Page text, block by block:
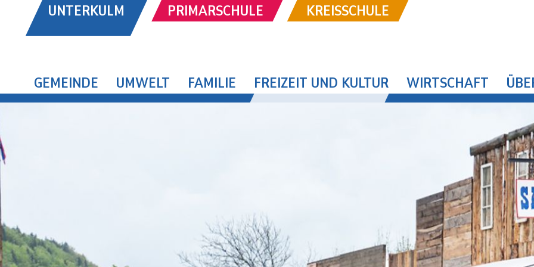
UNTERKULM PRIMARSCHULE KREISSCHULE
GEMEINDE UMWELT FAMILIE FREIZEIT UND KULTUR WIRTSCHAFT